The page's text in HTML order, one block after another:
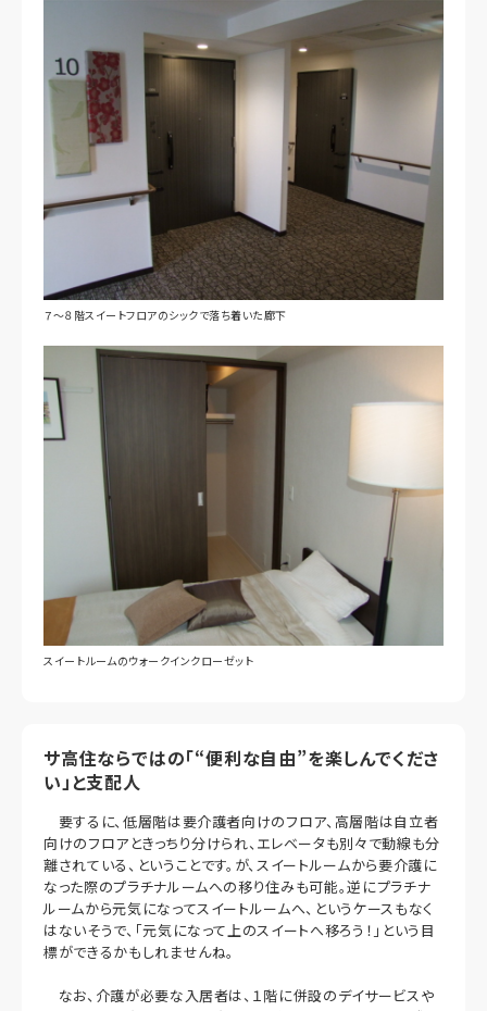
７～８階スイートフロアのシックで落ち着いた廊下
スイートルームのウォークインクローゼット
サ高住ならではの「“便利な自由”を楽しんでくださ
い」と支配人
要するに、低層階は要介護者向けのフロア、高層階は自立者
向けのフロアときっちり分けられ、エレベータも別々で動線も分
離されている、ということです。が、スイートルームから要介護に
なった際のプラチナルームへの移り住みも可能。逆にプラチナ
ルームから元気になってスイートルームへ、というケースもなく
はないそうで、「元気になって上のスイートへ移ろう！」という目
標ができるかもしれませんね。
なお、介護が必要な入居者は、１階に併設のデイサービスや